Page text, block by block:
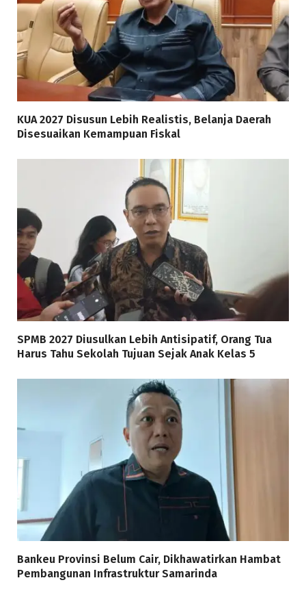
KUA 2027 Disusun Lebih Realistis, Belanja Daerah
Disesuaikan Kemampuan Fiskal
SPMB 2027 Diusulkan Lebih Antisipatif, Orang Tua
Harus Tahu Sekolah Tujuan Sejak Anak Kelas 5
Bankeu Provinsi Belum Cair, Dikhawatirkan Hambat
Pembangunan Infrastruktur Samarinda